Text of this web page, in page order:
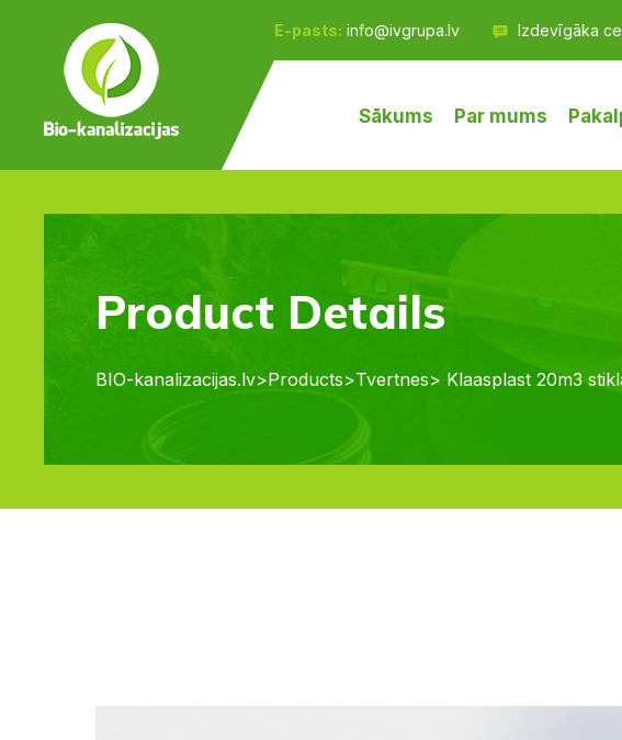
E-pasts: info@ivgrupa.lv Izdevīgāka
Sākums Par mums
Product Details
BIO-kanalizacijas.lv>Products>Tvertnes> Klaasplast 20m3